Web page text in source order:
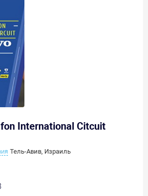
International Citcuit
Тель-Авив, Израиль